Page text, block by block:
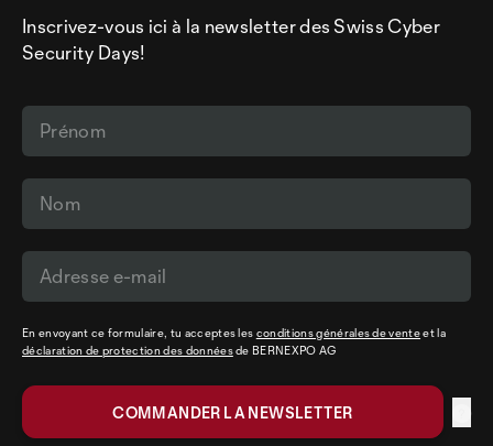
Inscrivez-vous ici à la newsletter des Swiss Cyber
Security Days!
En envoyant ce formulaire, tu acceptes les conditions générales de venteet la
déclaration de protection des donnéesde BERNEXPO AG